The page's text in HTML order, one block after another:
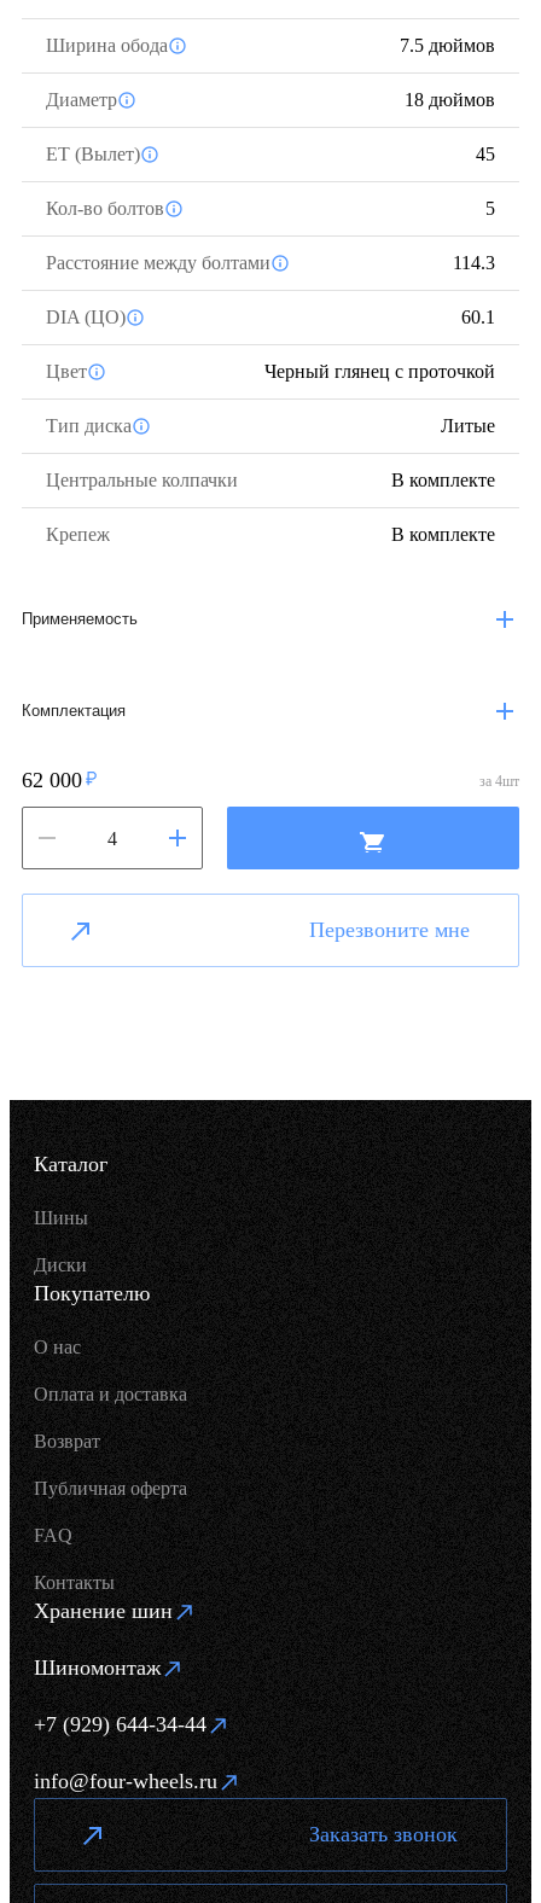
Ширина обода 7.5 дюймов
Диаметр 18 дюймов
ЕТ (Вылет) 45
Кол-во болтов 5
Расстояние между болтами 114.3
DIA (ЦО) 60.1
Цвет Черный глянец с проточкой
Тип диска Литые
Центральные колпачки В комплекте
Крепеж В комплекте
Применяемость
Комплектация
62 000 за 4шт
Перезвоните мне
Каталог
Шины
Диски
Покупателю
О нас
Оплата и доставка
Возврат
Публичная оферта
FAQ
Контакты
Хранение шин
Шиномонтаж
+7 (929) 644-34-44
info@four-wheels.ru
Заказать звонок